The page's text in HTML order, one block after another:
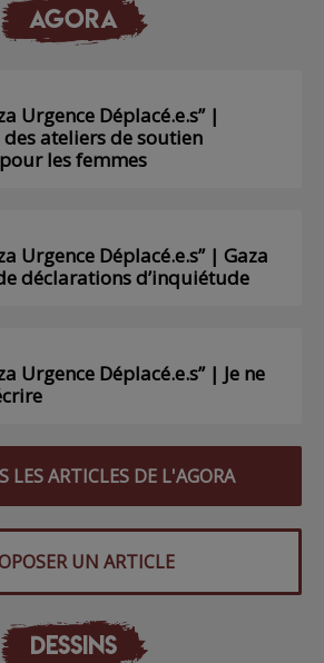
AGORA
Urgence Déplacé.e.s” |
ateliers de soutien
les femmes
Urgence Déplacé.e.s” | Gaza
déclarations d’inquiétude
Urgence Déplacé.e.s” | Je ne
LES ARTICLES DE L'AGORA
UN ARTICLE
DESSINS